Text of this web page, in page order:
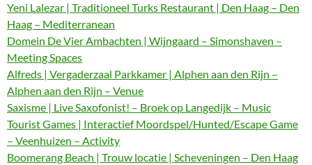
Yeni Lalezar | Traditioneel Turks Restaurant | Den Haag – Den
Haag – Mediterranean
Domein De Vier Ambachten | Wijngaard – Simonshaven –
Meeting Spaces
Alfreds | Vergaderzaal Parkkamer | Alphen aan den Rijn –
Alphen aan den Rijn – Venue
Saxisme | Live Saxofonist! – Broek op Langedijk – Music
Tourist Games | Interactief Moordspel/Hunted/Escape Game
– Veenhuizen – Activity
Boomerang Beach | Trouw locatie | Scheveningen – Den Haag